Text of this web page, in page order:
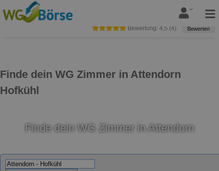
Finde dein WG Zimmer in Attendorn
Hofkühl
Bewertung: 4,5 (4) Bewerten
Finde dein WG Zimmer in Attendorn